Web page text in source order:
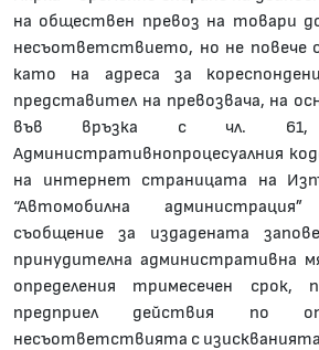
на обществен превоз на товари
несъответствието, но не повече
като на адреса за
представител на превозвача, на
във връзка с чл.
Административнопроцесуалния
на интернет страницата на
“Автомобилна
съобщение за издадената
принудителна административна
определения тримесечен срок,
предприел действия по
несъответствията с изискванията